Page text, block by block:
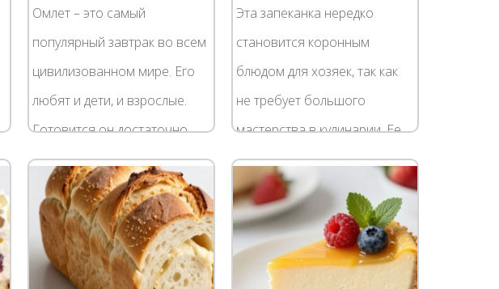
Омлет – это самый
популярный завтрак во всем
цивилизованном мире. Его
любят и дети, и взрослые.
Готовится он достаточно
просто, не требует никаких
особых ингредиентов для
приготовления. Сейчас...
Эта запеканка нередко
становится коронным
блюдом для хозяек, так как
не требует большого
мастерства в кулинарии. Ее
всегда можно быстро
сделать на ужин, даже если
задержали на работе.
Секреты...